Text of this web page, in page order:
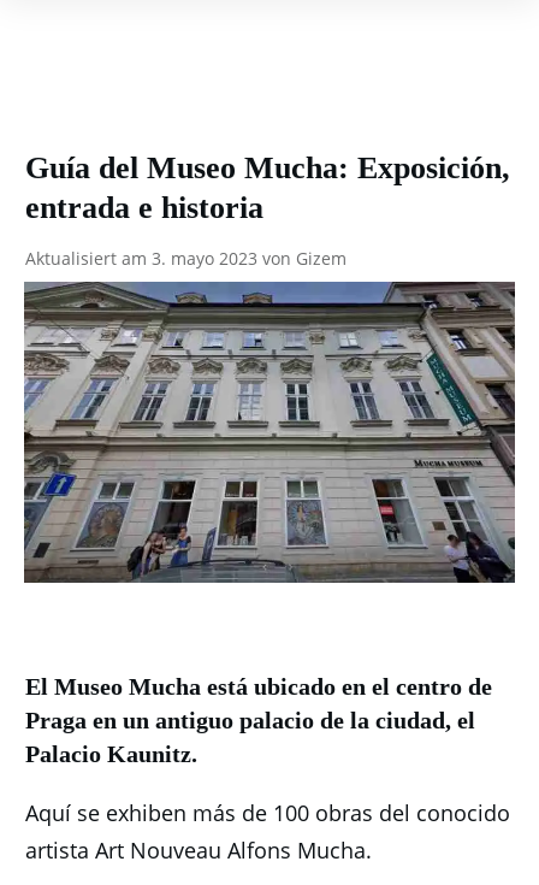
Guía del Museo Mucha: Exposición,
entrada e historia
Aktualisiert am 3. mayo 2023 von Gizem
El Museo Mucha está ubicado en el centro de
Praga en un antiguo palacio de la ciudad, el
Palacio Kaunitz.
Aquí se exhiben más de 100 obras del conocido
artista Art Nouveau Alfons Mucha.